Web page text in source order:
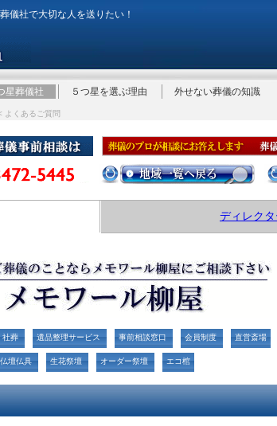
儀社で大切な人を送りたい！
星葬儀社 ５つ星を選ぶ理由 外せない葬儀の知識
よくあるご質問
ディレク
社葬 遺品整理サービス 事前相談窓口 会員制度 直営斎場
仏壇仏具 生花祭壇 オーダー祭壇 エコ棺